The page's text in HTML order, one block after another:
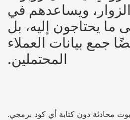
ويساعدهم في
ما يحتاجون إليه، بل
جمع بيانات العملاء
المحتملين.
محادثة دون كتابة أي كود برمجي.